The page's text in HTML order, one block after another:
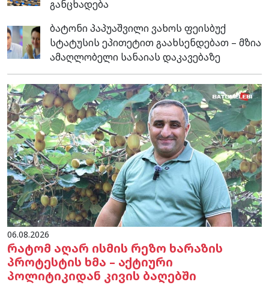
განცხადება
ბატონი პაპუაშვილი ვახოს ფეისბუქ
სტატუსის ეპითეტით გაახსენდებათ – მზია
ამაღლობელი სანაიას დაკავებაზე
06.08.2026
რატომ აღარ ისმის რეზო ხარაზის
პროტესტის ხმა – აქტიური
პოლიტიკიდან კივის ბაღებში